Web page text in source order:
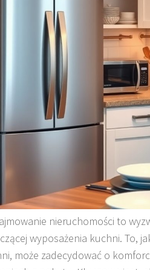
nieruchomości to
wyposażenia kuchni. To,
może zadecydować o